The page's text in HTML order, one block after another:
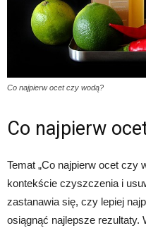
Co najpierw ocet czy wodą?
Co najpierw
Temat „Co najpierw ocet czy
kontekście czyszczenia i
zastanawia się, czy lepiej
osiągnąć najlepsze